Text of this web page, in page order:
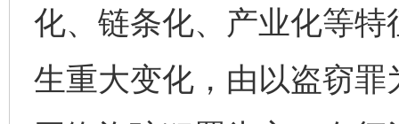
化、链条化、产业化等
生重大变化，由以盗窃